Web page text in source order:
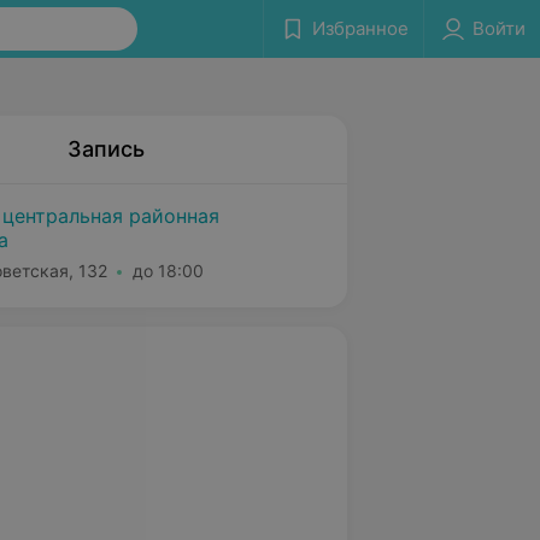
Избранное Войти
Запись
районная
132 до 18:00